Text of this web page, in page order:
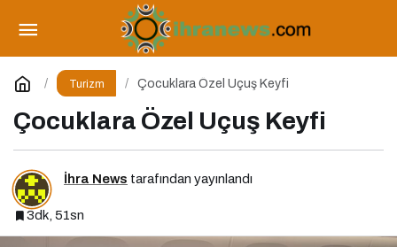
Turizm Çocuklara Özel Uçuş Keyfi
Çocuklara Özel Uçuş Keyfi
İhra News tarafından yayınlandı
3dk, 51sn
Çocuklara Özel Uçuş Keyfi Yorum Yap